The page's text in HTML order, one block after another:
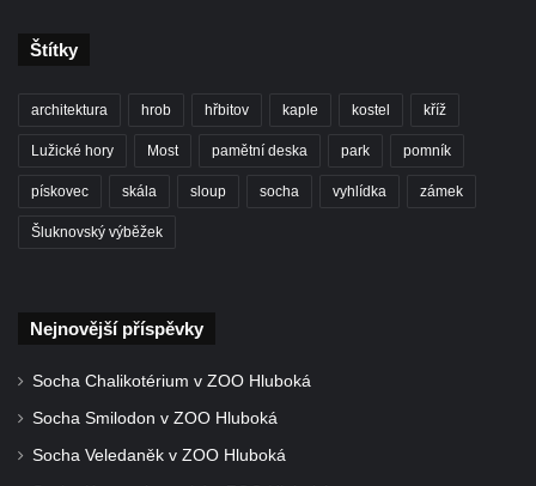
Kostel svatého Mikuláše v Mikulášovicích
Kaple Tří otců v Mikulášovicích
Kostel svatého Václava ve Šluknově
Zákupech
Kaple svatého Josefa u Zákup
Štítky
architektura hrob hřbitov kaple kostel kříž
Lužické hory Most pamětní deska park pomník
pískovec skála sloup socha vyhlídka zámek
Šluknovský výběžek
Nejnovější příspěvky
Socha Chalikotérium v ZOO Hluboká
Socha Smilodon v ZOO Hluboká
Socha Veledaněk v ZOO Hluboká